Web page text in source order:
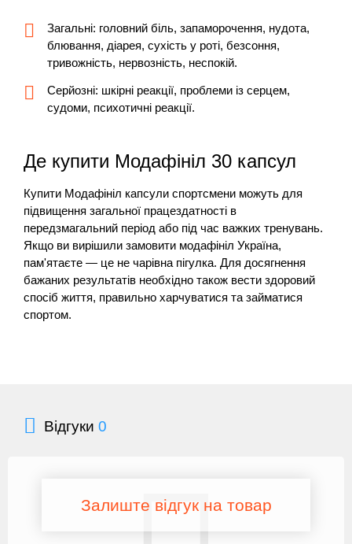
Загальні: головний біль, запаморочення, нудота,
блювання, діарея, сухість у роті, безсоння,
тривожність, нервозність, неспокій.
Серйозні: шкірні реакції, проблеми із серцем,
судоми, психотичні реакції.
Де купити Модафініл 30 капсул
Купити Модафініл капсули спортсмени можуть для
підвищення загальної працездатності в
передзмагальний період або під час важких тренувань.
Якщо ви вирішили замовити модафініл Україна,
пам'ятаєте — це не чарівна пігулка. Для досягнення
бажаних результатів необхідно також вести здоровий
спосіб життя, правильно харчуватися та займатися
спортом.
Відгуки 0
Залиште відгук на товар